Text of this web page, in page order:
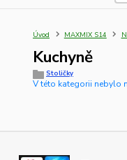
Úvod MAXMIX S14
Kuchyně
Stoličky
V této kategorii nebylo